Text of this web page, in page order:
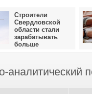
Строители
Свердловской
области стали
зарабатывать
больше